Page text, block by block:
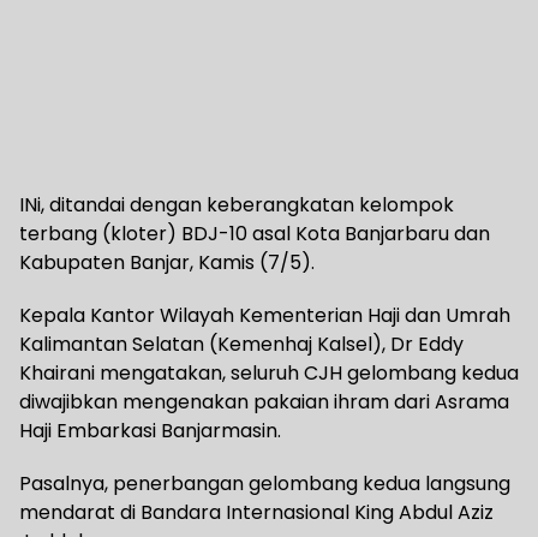
INi, ditandai dengan keberangkatan kelompok
terbang (kloter) BDJ-10 asal Kota Banjarbaru dan
Kabupaten Banjar, Kamis (7/5).
Kepala Kantor Wilayah Kementerian Haji dan Umrah
Kalimantan Selatan (Kemenhaj Kalsel), Dr Eddy
Khairani mengatakan, seluruh CJH gelombang kedua
diwajibkan mengenakan pakaian ihram dari Asrama
Haji Embarkasi Banjarmasin.
Pasalnya, penerbangan gelombang kedua langsung
mendarat di Bandara Internasional King Abdul Aziz